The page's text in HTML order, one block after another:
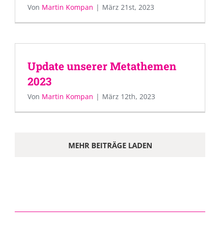
Von Martin Kompan | März 21st, 2023
Update unserer Metathemen
2023
Von Martin Kompan | März 12th, 2023
MEHR BEITRÄGE LADEN